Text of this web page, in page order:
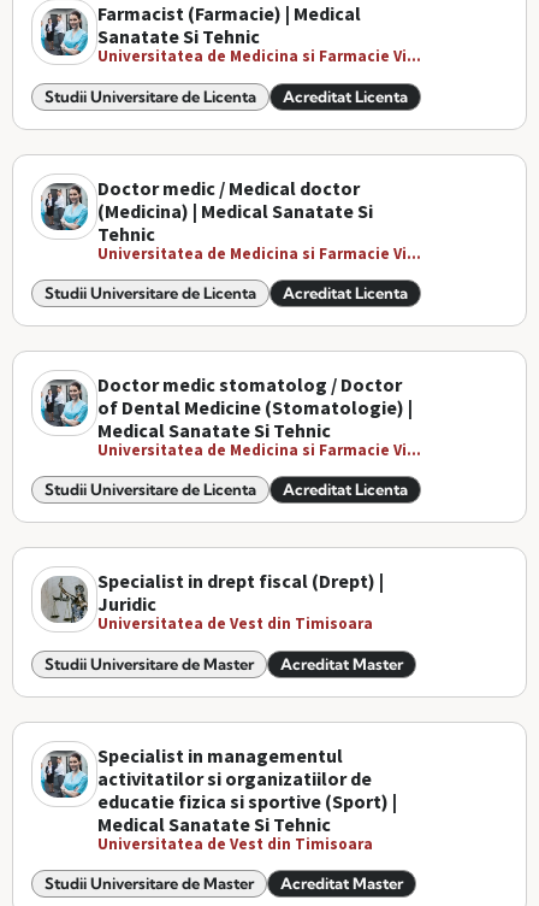
Farmacist (Farmacie) | Medical
Sanatate Si Tehnic
Universitatea de Medicina si Farmacie Vi...
Studii Universitare de Licenta Acreditat Licenta
Doctor medic / Medical doctor
(Medicina) | Medical Sanatate Si
Tehnic
Universitatea de Medicina si Farmacie Vi...
Studii Universitare de Licenta Acreditat Licenta
Doctor medic stomatolog / Doctor
of Dental Medicine (Stomatologie) |
Medical Sanatate Si Tehnic
Universitatea de Medicina si Farmacie Vi...
Studii Universitare de Licenta Acreditat Licenta
Specialist in drept fiscal (Drept) |
Juridic
Universitatea de Vest din Timisoara
Studii Universitare de Master Acreditat Master
Specialist in managementul
activitatilor si organizatiilor de
educatie fizica si sportive (Sport) |
Medical Sanatate Si Tehnic
Universitatea de Vest din Timisoara
Studii Universitare de Master Acreditat Master